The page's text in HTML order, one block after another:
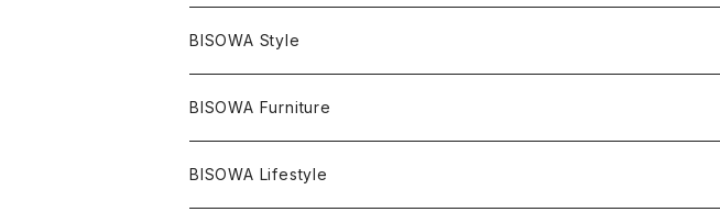
エレスチャル
ライトニング
石の種類別
アメジスト
アクアマリン
産地別
ヒマラヤ
ネックレス／ペンダント
宇佐美聖子
絹麻 ~kenma~
ピアス
宇佐美聖子
ブレスレット
BISOWA Style
ONE PIECE
ヘンプ
PANTS
BISOWA Furniture
のるすく
BISOWA Lifestyle